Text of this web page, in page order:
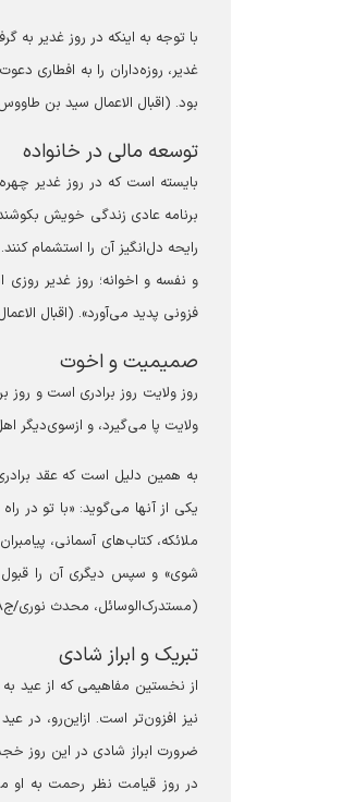
با توجه به اینکه در روز غدیر
غدیر، روزه‌داران را به افطاری
بود. (اقبال الاعمال سید بن طاووس/۲/
توسعه مالی در خانواده
بایسته است که در روز غدیر
برنامه عادی زندگی خویش بکوشند
رایحه دل‌انگیز آن را استشمام
و نفسه و اخوانه؛ روز غدیر
فزونی پدید می‌آورد». (اقبال
صمیمیت و اخوت
روز ولایت روز برادری است و روز
ولایت پا می‌گیرد، و ازسوی‌دیگر
به همین دلیل است که عقد
یکی از آنها می‌گوید: «با تو در
ملائکه، کتاب‌های آسمانی،
شوی» و سپس دیگری آن را قبول
(مستدرک‌الوسائل، محدث نوری/ج۶/۲۷۸)
تبریک و ابراز شادی
از نخستین مفاهیمی که از عید
نیز افزون‌تر است. ازاین‌رو، در
ضرورت ابراز شادی در این روز
در روز قیامت نظر رحمت به او